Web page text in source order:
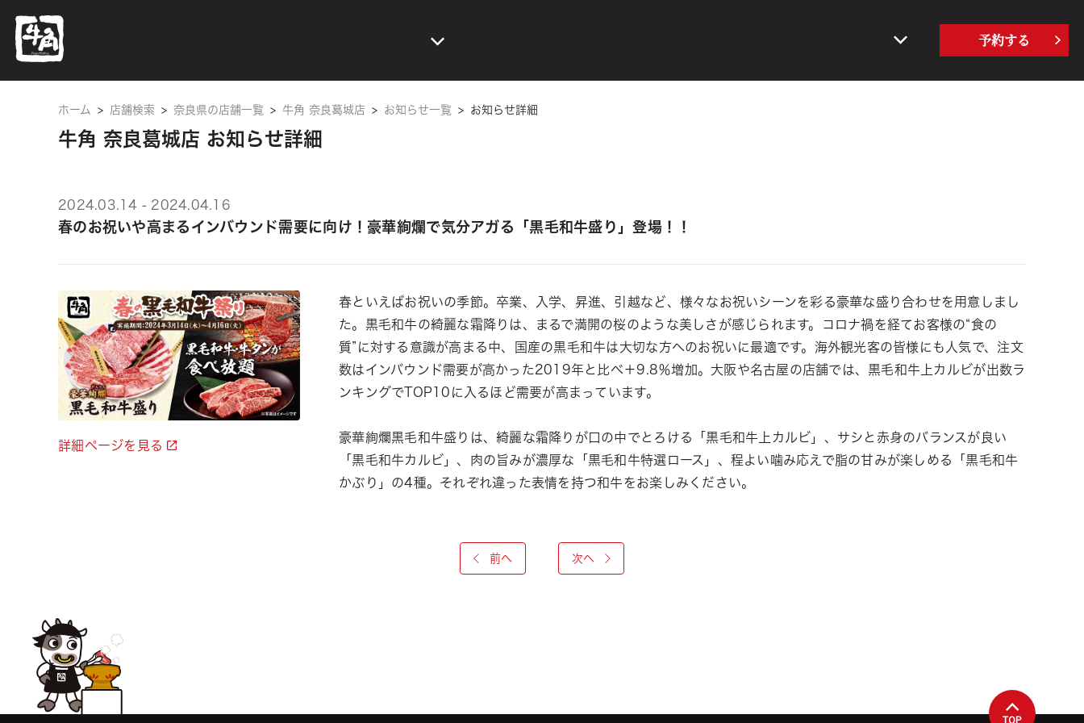
予約する
ホーム > 店舗検索 > 奈良県の店舗一覧 > 牛角 奈良葛城店 > お知らせ一覧 > お知らせ詳細
牛角 奈良葛城店 お知らせ詳細
2024.03.14 - 2024.04.16
春のお祝いや高まるインバウンド需要に向け！豪華絢爛で気分アガる「黒毛和牛盛り」登場！！
詳細ページを見る
春といえばお祝いの季節。卒業、入学、昇進、引越など、様々なお祝いシーンを彩る豪華な盛り合わせを用意しまし
た。黒毛和牛の綺麗な霜降りは、まるで満開の桜のような美しさが感じられます。コロナ禍を経てお客様の“食の
質”に対する意識が高まる中、国産の黒毛和牛は大切な方へのお祝いに最適です。海外観光客の皆様にも人気で、注文
数はインバウンド需要が高かった2019年と比べ＋9.8％増加。大阪や名古屋の店舗では、黒毛和牛上カルビが出数ラ
ンキングでTOP10に入るほど需要が高まっています。
豪華絢爛黒毛和牛盛りは、綺麗な霜降りが口の中でとろける「黒毛和牛上カルビ」、サシと赤身のバランスが良い
「黒毛和牛カルビ」、肉の旨みが濃厚な「黒毛和牛特選ロース」、程よい噛み応えで脂の甘みが楽しめる「黒毛和牛
かぶり」の4種。それぞれ違った表情を持つ和牛をお楽しみください。
前へ 次へ
TOP